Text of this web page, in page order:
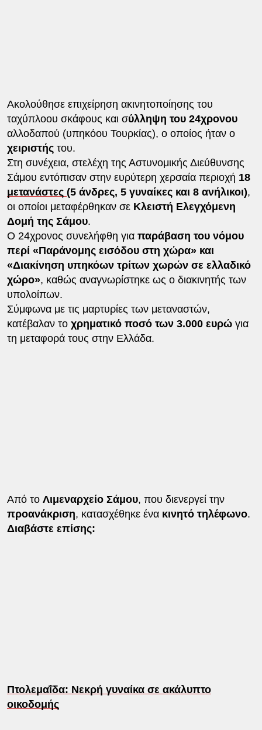
Ακολούθησε επιχείρηση ακινητοποίησης του
ταχύπλοου σκάφους και σύλληψη του 24χρονου
αλλοδαπού (υπηκόου Τουρκίας), ο οποίος ήταν ο
χειριστής του.
Στη συνέχεια, στελέχη της Αστυνομικής Διεύθυνσης
Σάμου εντόπισαν στην ευρύτερη χερσαία περιοχή 18
μετανάστες (5 άνδρες, 5 γυναίκες και 8 ανήλικοι),
οι οποίοι μεταφέρθηκαν σε Κλειστή Ελεγχόμενη
Δομή της Σάμου.
Ο 24χρονος συνελήφθη για παράβαση του νόμου
περί «Παράνομης εισόδου στη χώρα» και
«Διακίνηση υπηκόων τρίτων χωρών σε ελλαδικό
χώρο», καθώς αναγνωρίστηκε ως ο διακινητής των
υπολοίπων.
Σύμφωνα με τις μαρτυρίες των μεταναστών,
κατέβαλαν το χρηματικό ποσό των 3.000 ευρώγια
τη μεταφορά τους στην Ελλάδα.
Από το Λιμεναρχείο Σάμου, που διενεργεί την
προανάκριση, κατασχέθηκε ένακινητό τηλέφωνο.
Διαβάστε επίσης:
Πτολεμαΐδα: Νεκρή γυναίκα σε ακάλυπτο
οικοδομής